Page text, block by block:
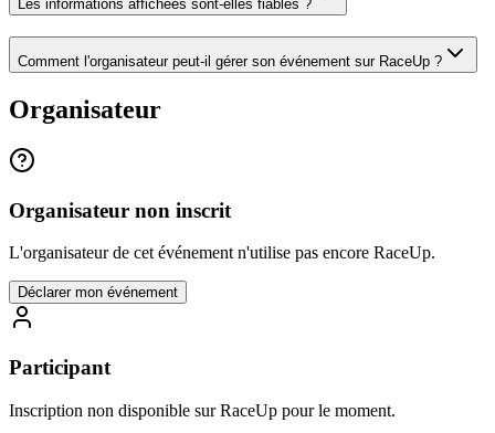
Les informations affichées sont-elles fiables ?
Comment l'organisateur peut-il gérer son événement sur RaceUp ?
Organisateur
Organisateur non inscrit
L'organisateur de cet événement n'utilise pas encore RaceUp.
Déclarer mon événement
Participant
Inscription non disponible sur RaceUp pour le moment.